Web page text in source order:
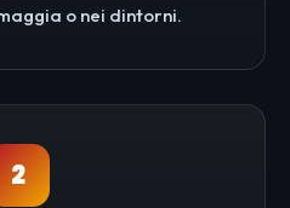
o nei dintorni.
2